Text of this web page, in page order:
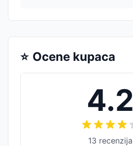
⭐ Ocene kupaca
4.2
13 recenzija